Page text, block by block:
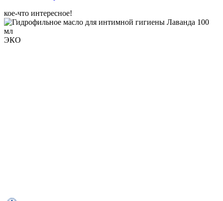
кое-что интересное!
ЭКО